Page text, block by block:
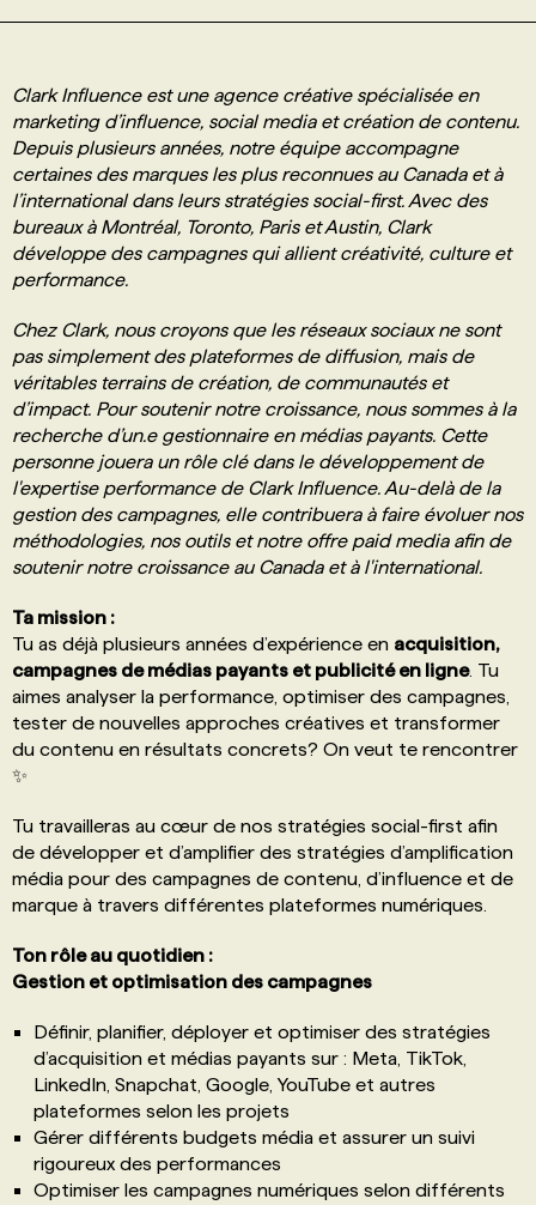
FAQ
ANNONCEZ AVEC NOUS
Clark Influence est une agence créative spécialisée en
marketing d’influence, social media et création de contenu.
Depuis plusieurs années, notre équipe accompagne
certaines des marques les plus reconnues au Canada et à
l’international dans leurs stratégies social-first. Avec des
bureaux à Montréal, Toronto, Paris et Austin, Clark
développe des campagnes qui allient créativité, culture et
performance.
Chez Clark, nous croyons que les réseaux sociaux ne sont
pas simplement des plateformes de diffusion, mais de
véritables terrains de création, de communautés et
d’impact. Pour soutenir notre croissance, nous sommes à la
recherche d’un.e gestionnaire en médias payants. Cette
personne jouera un rôle clé dans le développement de
l'expertise performance de Clark Influence. Au-delà de la
gestion des campagnes, elle contribuera à faire évoluer nos
méthodologies, nos outils et notre offre paid media afin de
soutenir notre croissance au Canada et à l'international.
Ta mission :
Tu as déjà plusieurs années d’expérience en acquisition,
campagnes de médias payants et publicité en ligne. Tu
aimes analyser la performance, optimiser des campagnes,
tester de nouvelles approches créatives et transformer
du contenu en résultats concrets? On veut te rencontrer
✨
Tu travailleras au cœur de nos stratégies social-first afin
de développer et d’amplifier des stratégies d’amplification
média pour des campagnes de contenu, d’influence et de
marque à travers différentes plateformes numériques.
Ton rôle au quotidien :
Gestion et optimisation des campagnes
Définir, planifier, déployer et optimiser des stratégies
d’acquisition et médias payants sur : Meta, TikTok,
LinkedIn, Snapchat, Google, YouTube et autres
plateformes selon les projets
Gérer différents budgets média et assurer un suivi
rigoureux des performances
Optimiser les campagnes numériques selon différents